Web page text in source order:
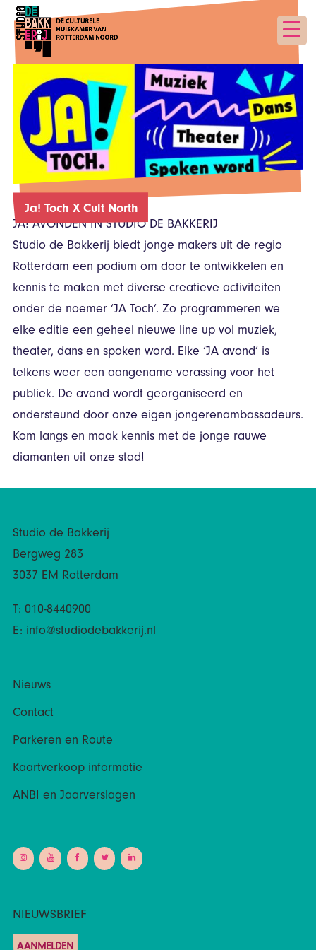
Ja! Toch X Cult North
JA! AVONDEN IN STUDIO DE BAKKERIJ
Studio de Bakkerij biedt jonge makers uit de regio
Rotterdam een podium om door te ontwikkelen en
kennis te maken met diverse creatieve activiteiten
onder de noemer ‘JA Toch’. Zo programmeren we
elke editie een geheel nieuwe line up vol muziek,
theater, dans en spoken word. Elke ‘JA avond’ is
telkens weer een aangename verassing voor het
publiek. De avond wordt georganiseerd en
ondersteund door onze eigen jongerenambassadeurs.
Kom langs en maak kennis met de jonge rauwe
diamanten uit onze stad!
Studio de Bakkerij
Bergweg 283
3037 EM Rotterdam
T: 010-8440900
E: info@studiodebakkerij.nl
Nieuws
Contact
Parkeren en Route
Kaartverkoop informatie
ANBI en Jaarverslagen
NIEUWSBRIEF
AANMELDEN